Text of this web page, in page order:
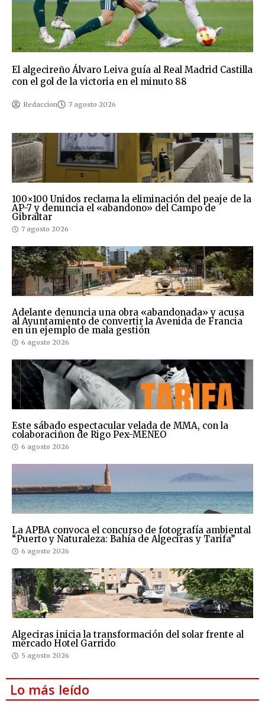
El algecireño Álvaro Leiva guía al Real Madrid Castilla
con el gol de la victoria en el minuto 88
Redaccion 7 agosto 2026
100×100 Unidos reclama la eliminación del peaje de la
AP-7 y denuncia el «abandono» del Campo de
Gibraltar
7 agosto 2026
Adelante denuncia una obra «abandonada» y acusa
al Ayuntamiento de convertir la Avenida de Francia
en un ejemplo de mala gestión
6 agosto 2026
Este sábado espectacular velada de MMA, con la
colaboraciñon de Rigo Pex-MENEO
6 agosto 2026
La APBA convoca el concurso de fotografía ambiental
“Puerto y Naturaleza: Bahía de Algeciras y Tarifa”
6 agosto 2026
Algeciras inicia la transformación del solar frente al
mercado Hotel Garrido
5 agosto 2026
Lo más leído